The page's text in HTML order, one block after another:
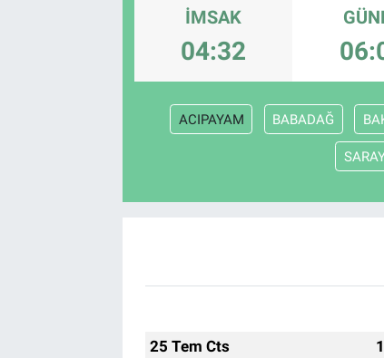
İMSAK
04:32
ACIPAYAM BABADAĞ
25 Tem Cts